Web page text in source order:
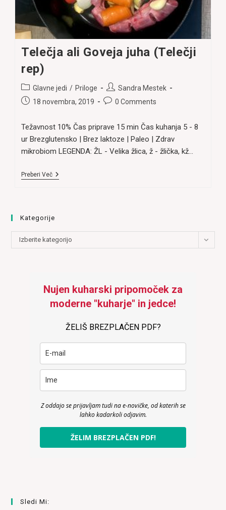
Telečja ali Goveja juha (Telečji
rep)
Post
category:
Glavne jedi / Priloge
Post
author:
Sandra Mestek
Post18 novembra, 2019
Post0 Comments
Težavnost 10% Čas priprave 15 min Čas kuhanja 5 - 8
ur Brezglutensko | Brez laktoze | Paleo | Zdrav
mikrobiom LEGENDA: ŽL - Velika žlica, ž - žlička, kž…
Preberi VečTelečja
Rep)
Kategorije
Kategorije
Izberite kategorijo
Nujen kuharski pripomoček za
moderne "kuharje" in jedce!
ŽELIŠ BREZPLAČEN PDF?
Z oddajo se prijavljam tudi na e-novičke, od katerih se
lahko kadarkoli odjavim.
ŽELIM BREZPLAČEN PDF!
Sledi Mi: